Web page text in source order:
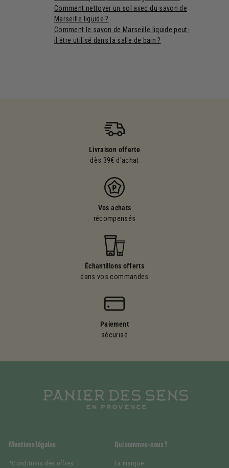
Comment nettoyer un sol avec du savon de
Marseille liquide ?
Comment le savon de Marseille liquide peut-
il être utilisé dans la salle de bain ?
Livraison offerte
dès 39€ d'achat
Vos achats
récompensés
Échantillons offerts
dans vos commandes
Paiement
sécurisé
Mentions légales
*Conditions des offres
Qui sommes-nous ?
La marque